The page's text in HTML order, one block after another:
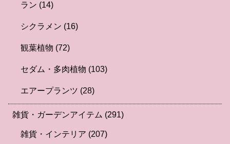
ラン (14)
シクラメン (16)
観葉植物 (72)
セダム・多肉植物 (103)
エアープランツ (28)
雑貨・ガーデンアイテム (291)
雑貨・インテリア (207)